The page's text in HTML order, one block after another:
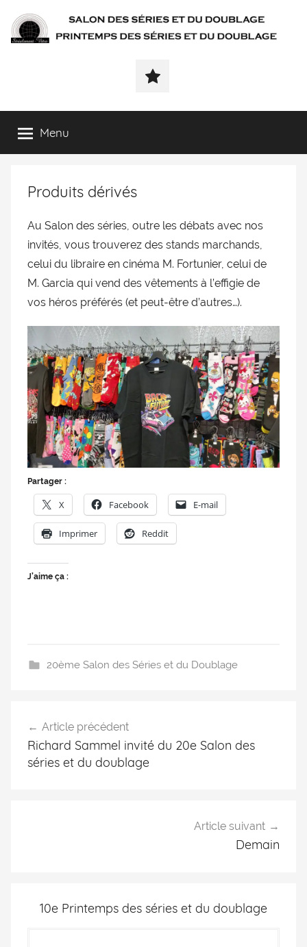
SÉRIALEMENT-
séries
et
doublage
printemps
séries
Rendez-
vous
séries
doublage
Menu
Produits dérivés
Au Salon des séries, outre les débats avec nos
invités, vous trouverez des stands marchands,
celui du libraire en cinéma M. Fortunier, celui de
M. Garcia qui vend des vêtements à l’effigie de
vos héros préférés (et peut-être d’autres…).
Partager :
X Facebook E-mail
Imprimer Reddit
J’aime ça :
20ème Salon des Séries et du Doublage
Article précédent
Richard Sammel invité du 20e Salon des
séries et du doublage
Article suivant
Demain
10e Printemps des séries et du doublage